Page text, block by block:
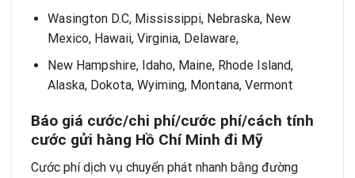
Wasington D.C, Mississippi, Nebraska, New
Mexico, Hawaii, Virginia, Delaware,
New Hampshire, Idaho, Maine, Rhode Island,
Alaska, Dokota, Wyiming, Montana, Vermont
Báo giá cước/chi phí/cước phí/cách tính
cước gửi hàng Hồ Chí Minh đi Mỹ
Cước phí dịch vụ chuyển phát nhanh bằng đường